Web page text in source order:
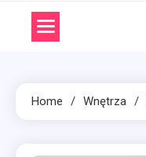
Home Wnętrza